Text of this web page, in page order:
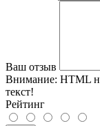
Ваш отзыв
Внимание: HTML
текст!
Рейтинг